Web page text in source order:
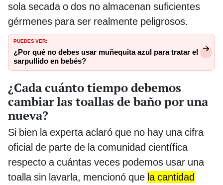
sola secada o dos no almacenan suficientes
gérmenes para ser realmente peligrosos.
PUEDES VER:
¿Por qué no debes usar muñequita azul para tratar el
sarpullido en bebés?
¿Cada cuánto tiempo debemos
cambiar las toallas de baño por una
nueva?
Si bien la experta aclaró que no hay una cifra
oficial de parte de la comunidad científica
respecto a cuántas veces podemos usar una
toalla sin lavarla, mencionó que la cantidad